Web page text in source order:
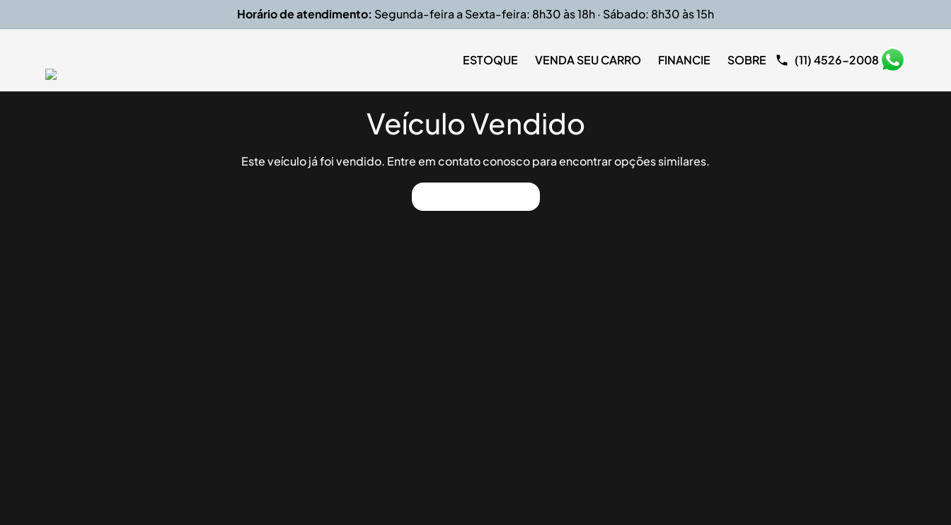
Horário de atendimento: Segunda-feira a Sexta-feira: 8h30 às 18h · Sábado: 8h30 às 15h
ESTOQUE VENDA SEU CARRO FINANCIE SOBRE (11) 4526-2008
Veículo Vendido
Este veículo já foi vendido. Entre em contato conosco para encontrar opções similares.